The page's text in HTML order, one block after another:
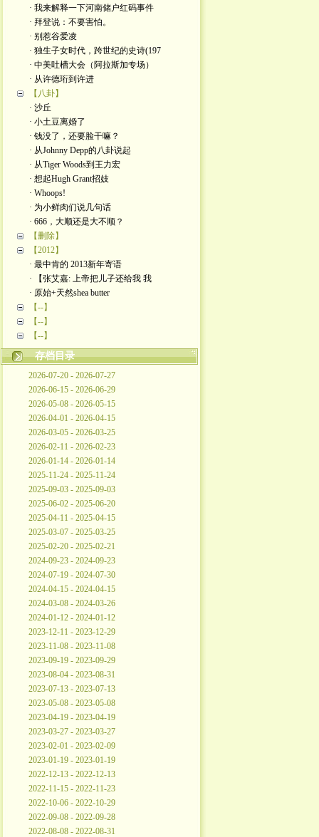
· 我来解释一下河南储户红码事件
· 拜登说：不要害怕。
· 别惹谷爱凌
· 独生子女时代，跨世纪的史诗(197
· 中美吐槽大会（阿拉斯加专场）
· 从许德珩到许进
【八卦】
· 沙丘
· 小土豆离婚了
· 钱没了，还要脸干嘛？
· 从Johnny Depp的八卦说起
· 从Tiger Woods到王力宏
· 想起Hugh Grant招妓
· Whoops!
· 为小鲜肉们说几句话
· 666，大顺还是大不顺？
【删除】
【2012】
· 最中肯的 2013新年寄语
· 【张艾嘉: 上帝把儿子还给我 我
· 原始+天然shea butter
【--】
【--】
【--】
存档目录
2026-07-20 - 2026-07-27
2026-06-15 - 2026-06-29
2026-05-08 - 2026-05-15
2026-04-01 - 2026-04-15
2026-03-05 - 2026-03-25
2026-02-11 - 2026-02-23
2026-01-14 - 2026-01-14
2025-11-24 - 2025-11-24
2025-09-03 - 2025-09-03
2025-06-02 - 2025-06-20
2025-04-11 - 2025-04-15
2025-03-07 - 2025-03-25
2025-02-20 - 2025-02-21
2024-09-23 - 2024-09-23
2024-07-19 - 2024-07-30
2024-04-15 - 2024-04-15
2024-03-08 - 2024-03-26
2024-01-12 - 2024-01-12
2023-12-11 - 2023-12-29
2023-11-08 - 2023-11-08
2023-09-19 - 2023-09-29
2023-08-04 - 2023-08-31
2023-07-13 - 2023-07-13
2023-05-08 - 2023-05-08
2023-04-19 - 2023-04-19
2023-03-27 - 2023-03-27
2023-02-01 - 2023-02-09
2023-01-19 - 2023-01-19
2022-12-13 - 2022-12-13
2022-11-15 - 2022-11-23
2022-10-06 - 2022-10-29
2022-09-08 - 2022-09-28
2022-08-08 - 2022-08-31